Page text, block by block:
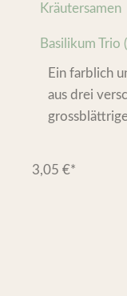
Kräutersamen
Basilikum Trio
Ein farblich
aus drei
3,05 €*